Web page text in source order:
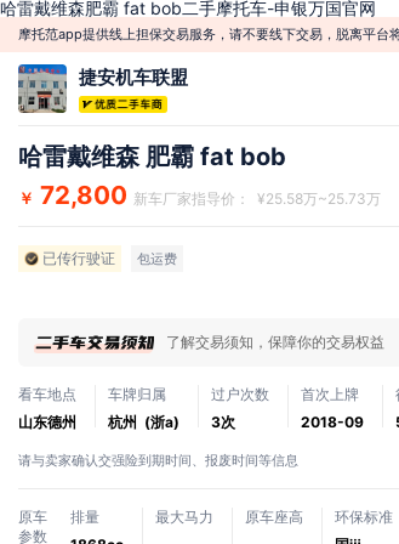
哈雷戴维森肥霸 fat bob二手摩托车-申银万国官网
摩托范app提供线上担保交易服务，请不要线下交易，脱离平台
捷安机车联盟
哈雷戴维森 肥霸 fat bob
￥ 72,800 新车厂家指导价： ¥25.58万~25.73万
已传行驶证 包运费
了解交易须知，保障你的交易权益
看车地点
山东德州
车牌归属
杭州 (浙a)
过户次数
3次
首次上牌
2018-09
请与卖家确认交强险到期时间、报废时间等信息
原车
参数
排量
最大马力
原车座高
环保标准